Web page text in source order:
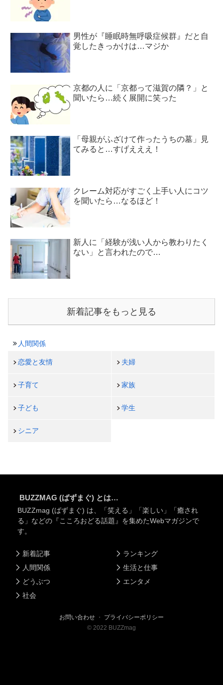
男性が『睡眠時無呼吸症候群』だと自
覚したきっかけは…マジか
京都の人に「京都って滋賀の隣？」と
聞いたら…続く展開に笑った
「母親がふざけて作ったうちの墓」見
てみると…すげえええ！
クレーム対応がすごく上手い人にコツ
を聞いたら…なるほど！
新人に「経験が浅い人から教わりたく
ない」と言われたので…
新着記事をもっと見る
人間関係
恋愛と友情 夫婦
子育て 家族
子ども 学生
シニア
BUZZMAG (ばずまぐ) とは…
BUZZmag (ばずまぐ) は、「笑える」「楽しい」「癒され
る」などの『こころおどる話題』を集めたWebマガジンで
す。
新着記事
人間関係
どうぶつ
社会
ランキング
生活と仕事
エンタメ
お問い合わせ ・ プライバシーポリシー
© 2022 BUZZmag